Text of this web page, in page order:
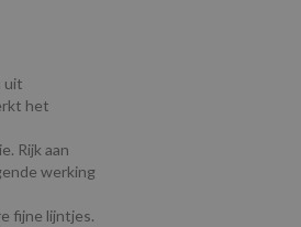
uit
het
Rijk aan
werking
fijne lijntjes.